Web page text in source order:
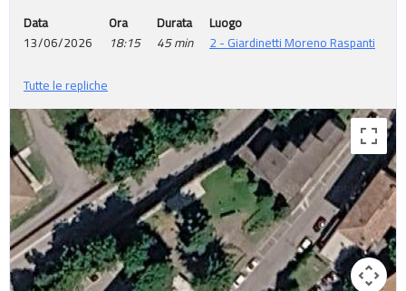
Data
13/06/2026
Ora
18:15
Durata
45 min
Luogo
2 - Giardinetti Moreno Raspanti
Tutte le repliche